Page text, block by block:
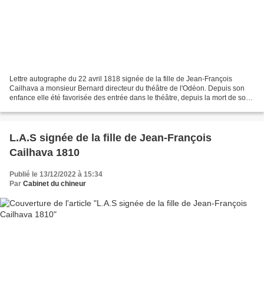
Lettre autographe du 22 avril 1818 signée de la fille de Jean-François
Cailhava a monsieur Bernard directeur du théâtre de l'Odéon. Depuis son
enfance elle été favorisée des entrée dans le théâtre, depuis la mort de son
L.A.S signée de la fille de Jean-François
Cailhava 1810
Publié le 13/12/2022 à 15:34
Par Cabinet du chineur